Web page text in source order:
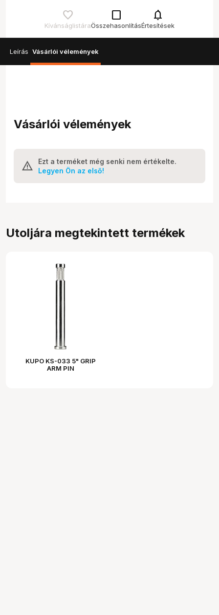
Kívánságlistára
check_box_outline_blank
Összehasonlítás
notifications
Értesítések
Leírás Vásárlói vélemények
Vásárlói vélemények
Ezt a terméket még senki nem értékelte.
Legyen Ön az első!
Utoljára megtekintett termékek
KUPO KS-033 5" GRIP
ARM PIN